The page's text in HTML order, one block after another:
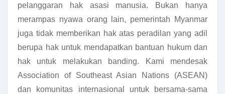
pelanggaran hak asasi manusia. Bukan hanya
merampas nyawa orang lain, pemerintah Myanmar
juga tidak memberikan hak atas peradilan yang adil
berupa hak untuk mendapatkan bantuan hukum dan
hak untuk melakukan banding. Kami mendesak
Association of Southeast Asian Nations (ASEAN)
dan komunitas internasional untuk bersama-sama